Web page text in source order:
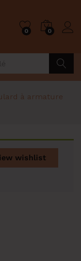
0 0
à armature
wishlist